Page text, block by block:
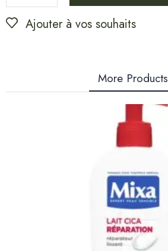
Ajouter à vos souhaits
More Products